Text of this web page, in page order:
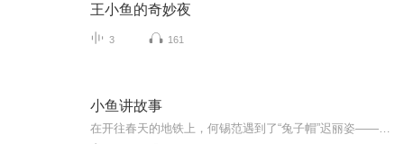
王小鱼的奇妙夜
3 161
小鱼讲故事